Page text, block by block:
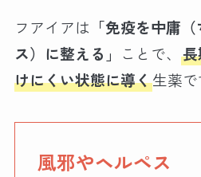
フアイアは 「免疫を中庸
ス）に整える」 ことで、
けにくい状態に導く生薬で
風邪やヘルペス